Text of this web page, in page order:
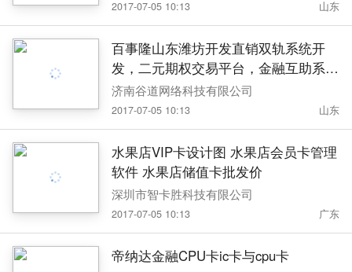
2017-07-05 10:13 山东
百事隆山东潍坊开发直销双轨系统开
发，二元期权交易平台，金融互助系统
开发 直销双轨系统开发
济南谷道网络科技有限公司
2017-07-05 10:13 山东
水果店VIP卡设计图 水果店会员卡管理
软件 水果店储值卡批发价
深圳市智卡胜科技有限公司
2017-07-05 10:13 广东
帝纳达金融CPU卡ic卡与cpu卡